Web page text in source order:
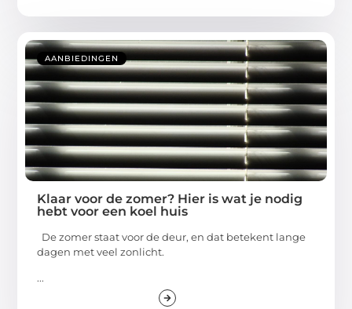
AANBIEDINGEN
Klaar voor de zomer? Hier is wat je nodig
hebt voor een koel huis
De zomer staat voor de deur, en dat betekent lange
dagen met veel zonlicht.
...